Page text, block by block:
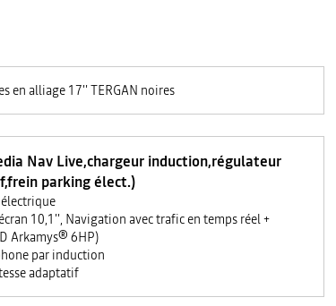
en alliage 17'' TERGAN noires
Nav Live,chargeur induction,régulateur
parking élect.)
10,1'', Navigation avec trafic en temps réel +
Arkamys® 6HP)
par induction
adaptatif